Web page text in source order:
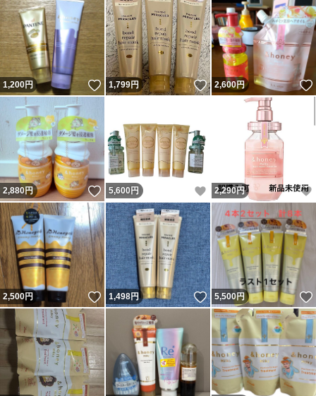
1,200円 いいね！
1,799円 いいね！
2,600円
2,880円 いいね！
5,600 円 いいね！
2,290円
2,500円 いいね！
1,498円 いいね！
5,500円